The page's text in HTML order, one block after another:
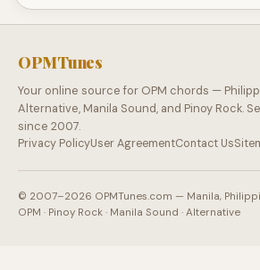
OPMTunes
Your online source for OPM chords —
Alternative, Manila Sound, and Pinoy Rock.
since 2007.
Privacy PolicyUser AgreementContact Us
© 2007–2026 OPMTunes.com — Manila,
OPM · Pinoy Rock · Manila Sound · Alternative